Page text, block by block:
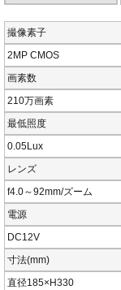
撮像素子
2MP CMOS
画素数
210万画素
最低照度
0.05Lux
レンズ
f4.0～92mm/ズーム
電源
DC12V
寸法(mm)
直径185×H330